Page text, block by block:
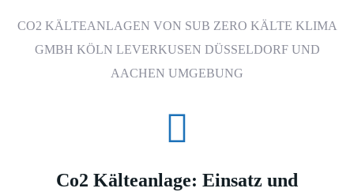
CO2 KÄLTEANLAGEN VON SUB ZERO KÄLTE KLIMA
GMBH KÖLN LEVERKUSEN DÜSSELDORF UND
AACHEN UMGEBUNG
Co2 Kälteanlage: Einsatz und